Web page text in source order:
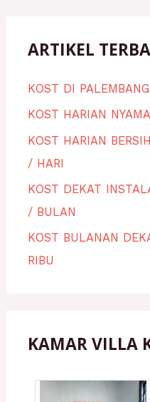
ARTIKEL
KOST DI
KOST HARIAN
KOST HARIAN
/ HARI
KOST DEKAT
/ BULAN
KOST BULANAN
RIBU
KAMAR VILLA